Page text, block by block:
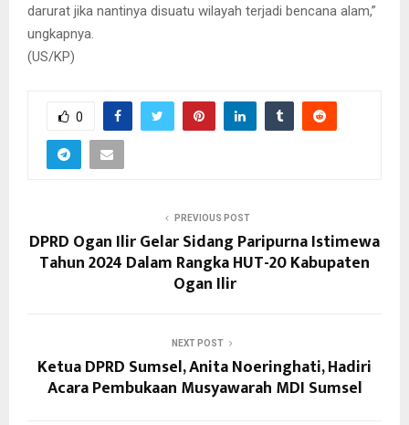
darurat jika nantinya disuatu wilayah terjadi bencana alam,”
ungkapnya.
(US/KP)
0
PREVIOUS POST
DPRD Ogan Ilir Gelar Sidang Paripurna Istimewa
Tahun 2024 Dalam Rangka HUT-20 Kabupaten
Ogan Ilir
NEXT POST
Ketua DPRD Sumsel, Anita Noeringhati, Hadiri
Acara Pembukaan Musyawarah MDI Sumsel